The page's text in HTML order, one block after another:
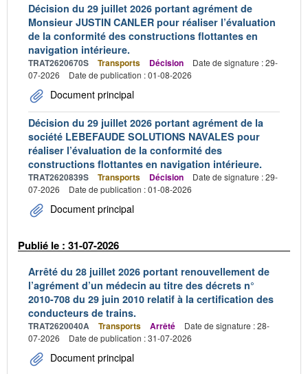
Décision du 29 juillet 2026 portant agrément de
Monsieur JUSTIN CANLER pour réaliser l’évaluation
de la conformité des constructions flottantes en
navigation intérieure.
TRAT2620670S Transports Décision
Date de signature : 29-
07-2026
Date de publication : 01-08-2026
Document principal
Décision du 29 juillet 2026 portant agrément de la
société LEBEFAUDE SOLUTIONS NAVALES pour
réaliser l’évaluation de la conformité des
constructions flottantes en navigation intérieure.
TRAT2620839S Transports Décision
Date de signature : 29-
07-2026
Date de publication : 01-08-2026
Document principal
Publié le : 31-07-2026
Arrêté du 28 juillet 2026 portant renouvellement de
l’agrément d’un médecin au titre des décrets n°
2010-708 du 29 juin 2010 relatif à la certification des
conducteurs de trains.
TRAT2620040A Transports Arrêté
Date de signature : 28-
07-2026
Date de publication : 31-07-2026
Document principal